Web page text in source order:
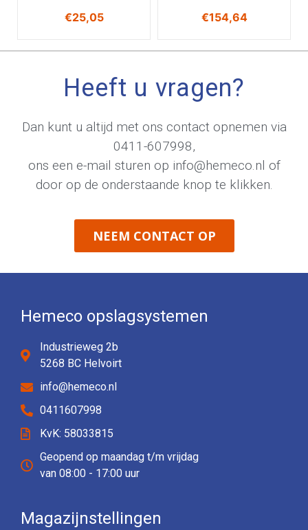
€25,05 €154,64
Heeft u vragen?
Dan kunt u altijd met ons contact opnemen via
0411-607998,
ons een e-mail sturen op info@hemeco.nl of
door op de onderstaande knop te klikken.
NEEM CONTACT OP
Hemeco opslagsystemen
Industrieweg 2b
5268 BC Helvoirt
info@hemeco.nl
0411607998
KvK: 58033815
Geopend op maandag t/m vrijdag
van 08:00 - 17:00 uur
Magazijnstellingen